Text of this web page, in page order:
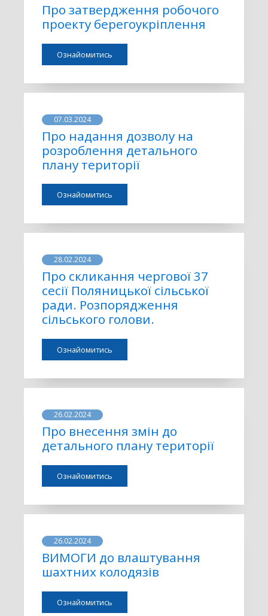
Про затвердження робочого
проекту берегоукріплення
Ознайомитись
07.03.2024
Про надання дозволу на
розроблення детального
плану території
Ознайомитись
28.02.2024
Про скликання чергової 37
сесії Поляницької сільської
ради. Розпорядження
сільського голови.
Ознайомитись
26.02.2024
Про внесення змін до
детального плану території
Ознайомитись
26.02.2024
ВИМОГИ до влаштування
шахтних колодязів
Ознайомитись